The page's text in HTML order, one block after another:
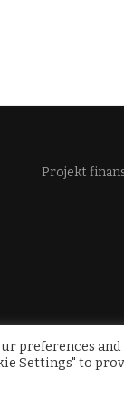
Projekt
preferences
Settings" to